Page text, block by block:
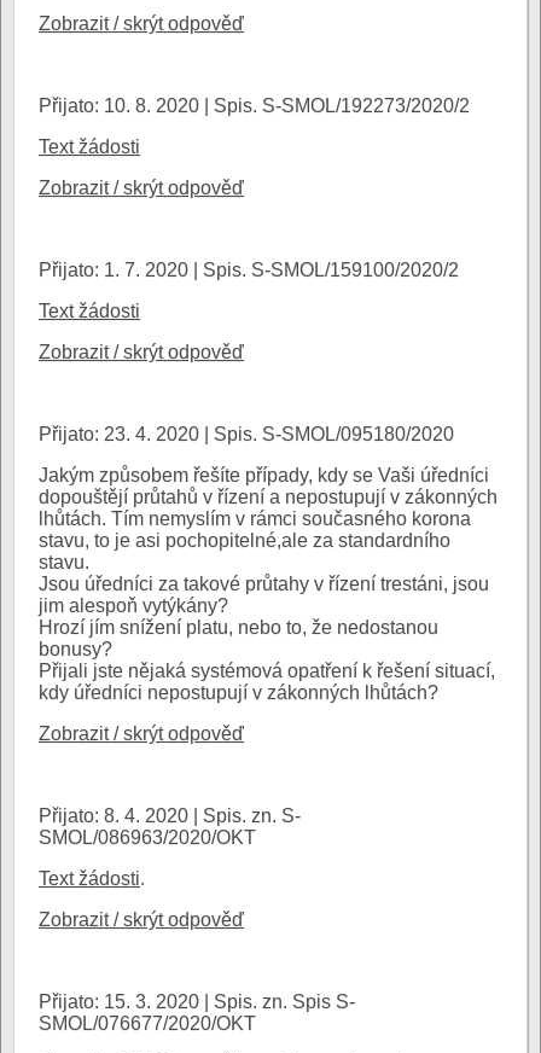
Zobrazit / skrýt odpověď
Přijato: 10. 8. 2020 | Spis. S-SMOL/192273/2020/2
Text žádosti
Zobrazit / skrýt odpověď
Přijato: 1. 7. 2020 | Spis. S-SMOL/159100/2020/2
Text žádosti
Zobrazit / skrýt odpověď
Přijato: 23. 4. 2020 | Spis. S-SMOL/095180/2020
Jakým způsobem řešíte případy, kdy se Vaši úředníci
dopouštějí průtahů v řízení a nepostupují v zákonných
lhůtách. Tím nemyslím v rámci současného korona
stavu, to je asi pochopitelné,ale za standardního
stavu.
Jsou úředníci za takové průtahy v řízení trestáni, jsou
jim alespoň vytýkány?
Hrozí jím snížení platu, nebo to, že nedostanou
bonusy?
Přijali jste nějaká systémová opatření k řešení situací,
kdy úředníci nepostupují v zákonných lhůtách?
Zobrazit / skrýt odpověď
Přijato: 8. 4. 2020 | Spis. zn. S-
SMOL/086963/2020/OKT
Text žádosti.
Zobrazit / skrýt odpověď
Přijato: 15. 3. 2020 | Spis. zn. Spis S-
SMOL/076677/2020/OKT